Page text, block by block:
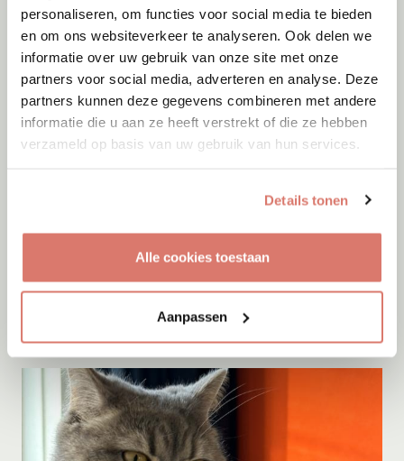
personaliseren, om functies voor social media te bieden
en om ons websiteverkeer te analyseren. Ook delen we
informatie over uw gebruik van onze site met onze
partners voor social media, adverteren en analyse. Deze
partners kunnen deze gegevens combineren met andere
informatie die u aan ze heeft verstrekt of die ze hebben
verzameld op basis van uw gebruik van hun services.
Details tonen
Alle cookies toestaan
Aanpassen
Adoptie
Utrecht